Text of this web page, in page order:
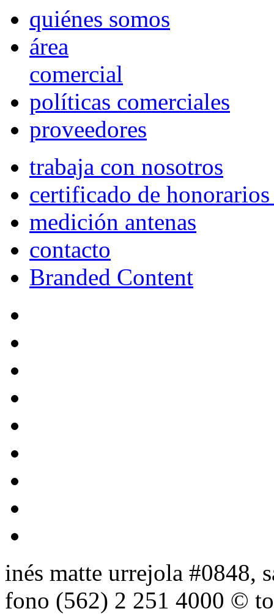
quiénes somos
área
comercial
políticas comerciales
proveedores
trabaja con nosotros
certificado de
medición antenas
contacto
Branded Content
inés matte urrejola #0848,
fono (562) 2 251 4000 ©